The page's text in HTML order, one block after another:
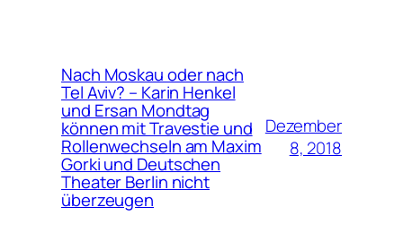
Nach Moskau oder nach
Tel Aviv? – Karin Henkel
und Ersan Mondtag
können mit Travestie und
Rollenwechseln am Maxim
Gorki und Deutschen
Theater Berlin nicht
überzeugen
Dezember
8, 2018